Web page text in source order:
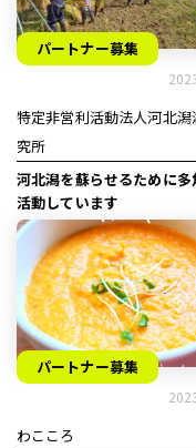
パートナー募集
特定非営利活動法人河北潟
究所
河北潟を蘇らせるために多
活動しています
パートナー募集
わこころ